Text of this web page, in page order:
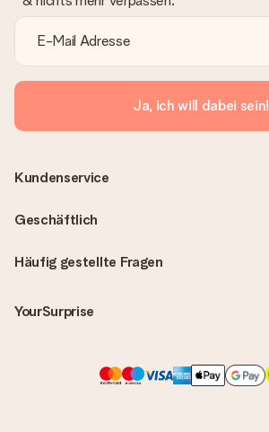
Ja, ich will dabei sein!
Häufig gestellte Fragen
YourSurprise
Kundenservice
Geschäftlich